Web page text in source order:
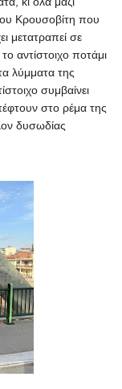
Κρουσοβίτη που
μετατραπεί σε
αντίστοιχο ποτάμι
λύμματα της
συμβαίνει
στο ρέμα της
δυσωδίας